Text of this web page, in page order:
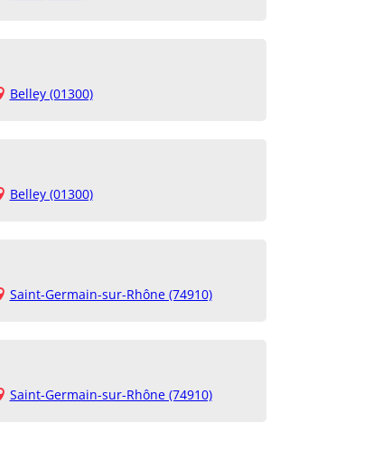
Belley (01300)
Belley (01300)
Saint-Germain-sur-Rhône (74910)
Saint-Germain-sur-Rhône (74910)